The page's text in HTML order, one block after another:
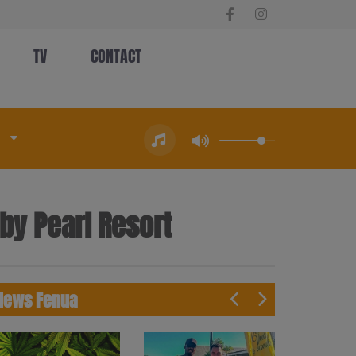
TV CONTACT
Pearl Resort
Fenua